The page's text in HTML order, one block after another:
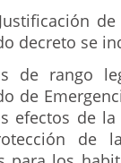
decreto se
de rango
de
efectos de
de